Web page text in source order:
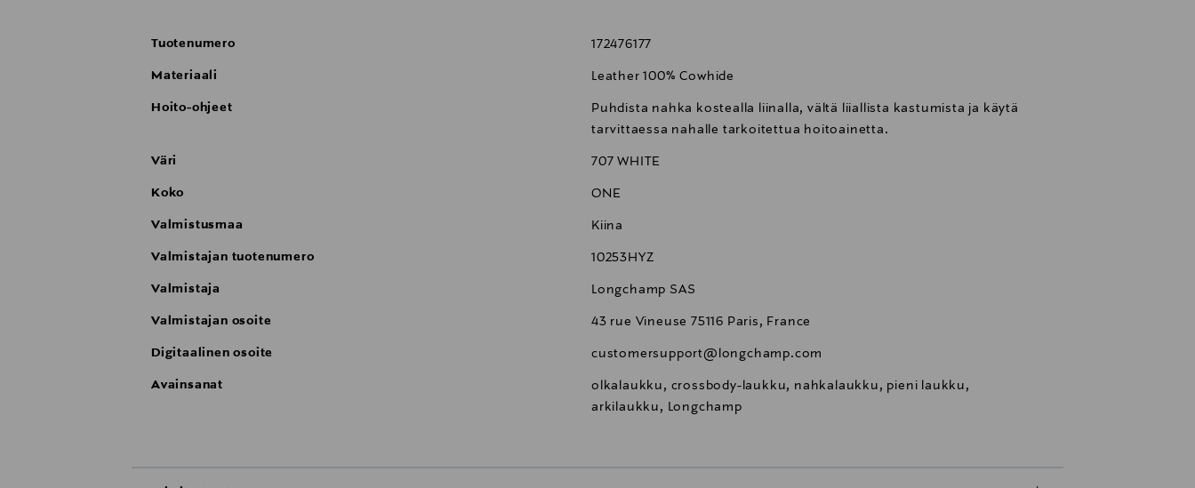
Tuotenumero 172476177
Materiaali Leather 100% Cowhide
Hoito-ohjeet
Puhdista nahka kostealla liinalla, vältä liiallista kastumista ja käytä
tarvittaessa nahalle tarkoitettua hoitoainetta.
Väri 707 WHITE
Koko ONE
Valmistusmaa Kiina
Valmistajan tuotenumero 10253HYZ
Valmistaja Longchamp SAS
Valmistajan osoite 43 rue Vineuse 75116 Paris, France
Digitaalinen osoite customersupport@longchamp.com
Avainsanat
olkalaukku, crossbody-laukku, nahkalaukku, pieni laukku,
arkilaukku, Longchamp